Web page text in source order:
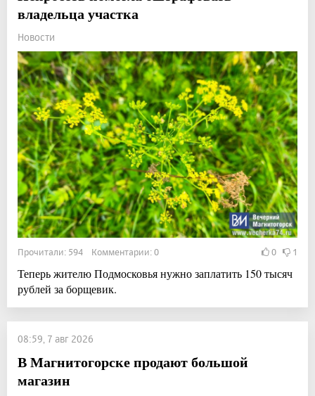
владельца участка
Новости
Прочитали: 594 Комментарии: 0 0 1
Теперь жителю Подмосковья нужно заплатить 150 тысяч
рублей за борщевик.
08:59, 7 авг 2026
В Магнитогорске продают большой
магазин